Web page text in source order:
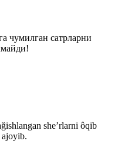
чумилган сатрларни
she’rlarni ôqib
ajoyib.